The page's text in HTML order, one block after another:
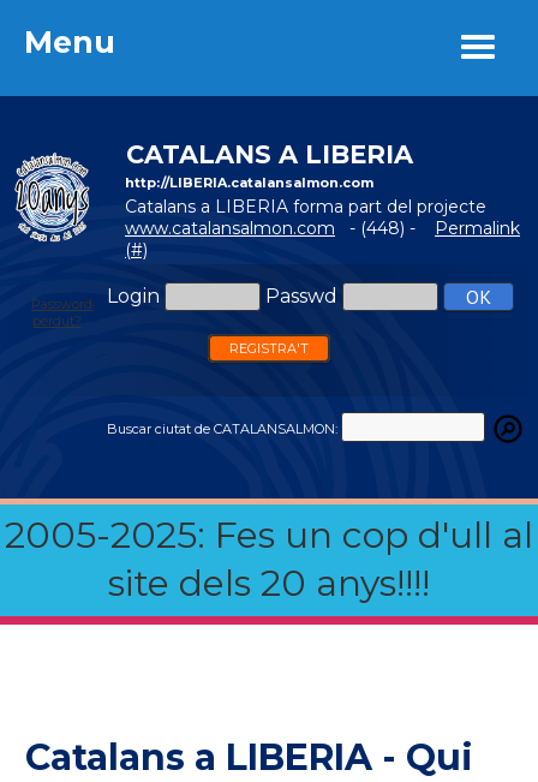
Menu
CATALANS A LIBERIA
http://LIBERIA.catalansalmon.com
Catalans a LIBERIA forma part del projecte
www.catalansalmon.com - (448) - Permalink
(#)
Login Passwd
Password
perdut?
REGISTRA'T
Buscar ciutat de CATALANSALMON:
2005-2025: Fes un cop d'ull al
site dels 20 anys!!!!
Menu
Catalans a LIBERIA - Qui